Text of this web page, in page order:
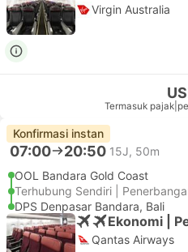
Virgin Australia
Termasuk pajak
Konfirmasi instan
07:00 20:50 15J, 50m
OOL Bandara Gold Coast
Terhubung Sendiri |
DPS Denpasar Bandara, Bali
Ekonomi |
Qantas Airways